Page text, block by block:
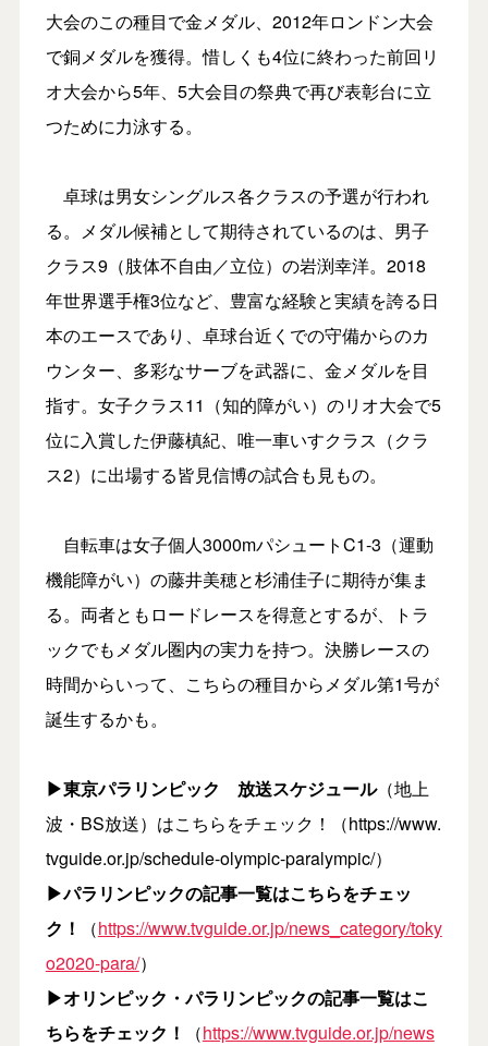
大会のこの種目で金メダル、2012年ロンドン大会
で銅メダルを獲得。惜しくも4位に終わった前回リ
オ大会から5年、5大会目の祭典で再び表彰台に立
つために力泳する。
卓球は男女シングルス各クラスの予選が行われ
る。メダル候補として期待されているのは、男子
クラス9（肢体不自由／立位）の岩渕幸洋。2018
年世界選手権3位など、豊富な経験と実績を誇る日
本のエースであり、卓球台近くでの守備からのカ
ウンター、多彩なサーブを武器に、金メダルを目
指す。女子クラス11（知的障がい）のリオ大会で5
位に入賞した伊藤槙紀、唯一車いすクラス（クラ
ス2）に出場する皆見信博の試合も見もの。
自転車は女子個人3000mパシュートC1-3（運動
機能障がい）の藤井美穂と杉浦佳子に期待が集ま
る。両者ともロードレースを得意とするが、トラ
ックでもメダル圏内の実力を持つ。決勝レースの
時間からいって、こちらの種目からメダル第1号が
誕生するかも。
▶東京パラリンピック 放送スケジュール（地上
波・BS放送）はこちらをチェック！（https://www.
tvguide.or.jp/schedule-olympic-paralympic/）
▶パラリンピックの記事一覧はこちらをチェッ
ク！
（https://www.tvguide.or.jp/news_category/toky
o2020-para/）
▶オリンピック・パラリンピックの記事一覧はこ
ちらをチェック！
（https://www.tvguide.or.jp/news